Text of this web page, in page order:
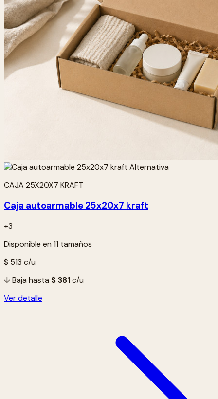
CAJA 25X20X7 KRAFT
Caja autoarmable 25x20x7 kraft
+3
Disponible en 11 tamaños
$ 513 c/u
↓ Baja hasta $ 381c/u
Ver detalle